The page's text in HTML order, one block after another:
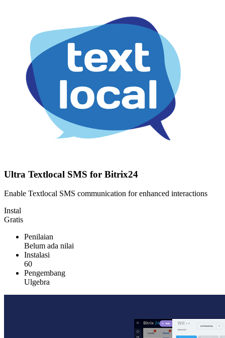
Ultra Textlocal SMS for Bitrix24
Enable Textlocal SMS communication for enhanced interactions
Instal
Gratis
Penilaian
Belum ada nilai
Instalasi
60
Pengembang
Ulgebra